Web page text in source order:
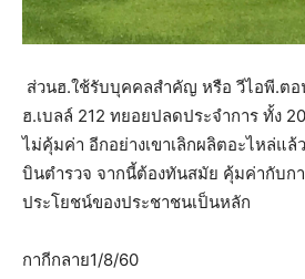
ส่วนฮ.ใช้รับบุคคลสำคัญ หรือ วีไอพี.ต
ฮ.เบลล์ 212 ทยอยปลดประจำการ ทั้ง
ไม่คุ้มค่า อีกอย่างเขาเลิกผลิตอะไหล่แล้
บินตำรวจ จากนี้ต้องทันสมัย คุ้มค่ากับก
ประโยชน์ของประชาชนเป็นหลัก
กากีกลาย1/8/60